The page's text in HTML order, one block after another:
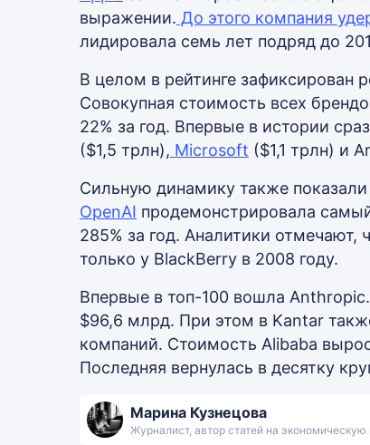
выражении. До этого компания
лидировала семь лет подряд до
В целом в рейтинге зафиксирован
Совокупная стоимость всех
22% за год. Впервые в истории
($1,5 трлн), Microsoft ($1,1 трлн) и
Сильную динамику также показали
OpenAI продемонстрировала
285% за год. Аналитики отмечают,
только у BlackBerry в 2008 году.
Впервые в топ-100 вошла
$96,6 млрд. При этом в Kantar
компаний. Стоимость Alibaba
Последняя вернулась в десятку
Марина Кузнецова
Журналист, автор статей на экономическую